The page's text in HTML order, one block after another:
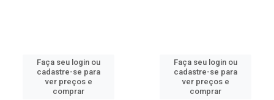
Faça seu login ou
cadastre-se para
ver preços e
comprar
Faça seu login ou
cadastre-se para
ver preços e
comprar